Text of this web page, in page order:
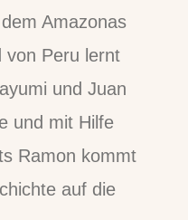
Amazonas
von Peru lernt
und Juan
und mit Hilfe
Ramon kommt
auf die